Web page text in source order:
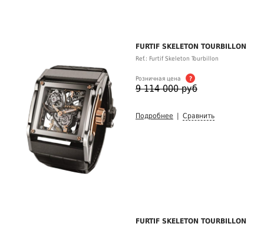
FURTIF SKELETON TOURBILLON
Ref.: Furtif Skeleton Tourbillon
Розничная цена ?
9 114 000 руб
Подробнее Сравнить
FURTIF SKELETON TOURBILLON